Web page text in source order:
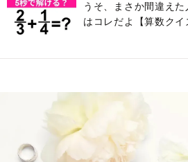
うそ、まさか間違え
はコレだよ【算数クイ